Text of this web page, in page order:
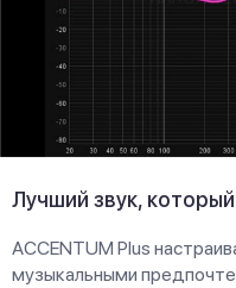
Лучший звук,
ACCENTUM Plus
музыкальными